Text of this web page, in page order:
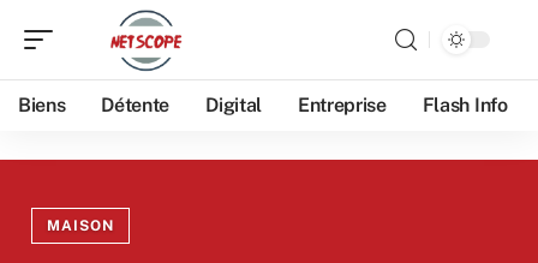
Biens Détente Digital Entreprise Flash Info
MAISON